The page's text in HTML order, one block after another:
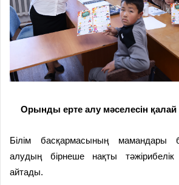
Орынды ерте алу мәселесін
Білім басқармасының мамандары
алудың бірнеше нақты тәжірибелік
айтады.